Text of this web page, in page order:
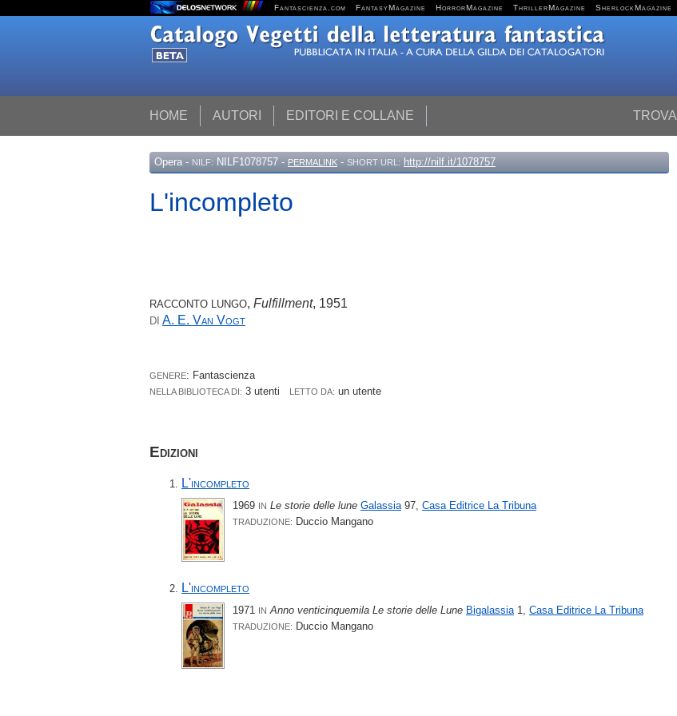
Fantascienza.com FantasyMagazine HorrorMagazine ThrillerMagazine SherlockMagazine
TROVA
HOME AUTORI EDITORI E COLLANE
Opera - NILF: NILF1078757 - PERMALINK - SHORT URL: http://nilf.it/1078757
L'incompleto
RACCONTO LUNGO, Fulfillment, 1951
DI A. E. Van Vogt
GENERE: Fantascienza
NELLA BIBLIOTECA DI: 3 utenti LETTO DA: un utente
Edizioni
L'incompleto
1969 IN Le storie delle lune Galassia 97, Casa Editrice La Tribuna
TRADUZIONE: Duccio Mangano
L'incompleto
1971 IN Anno venticinquemila Le storie delle Lune Bigalassia1, Casa Editrice La Tribuna
TRADUZIONE: Duccio Mangano